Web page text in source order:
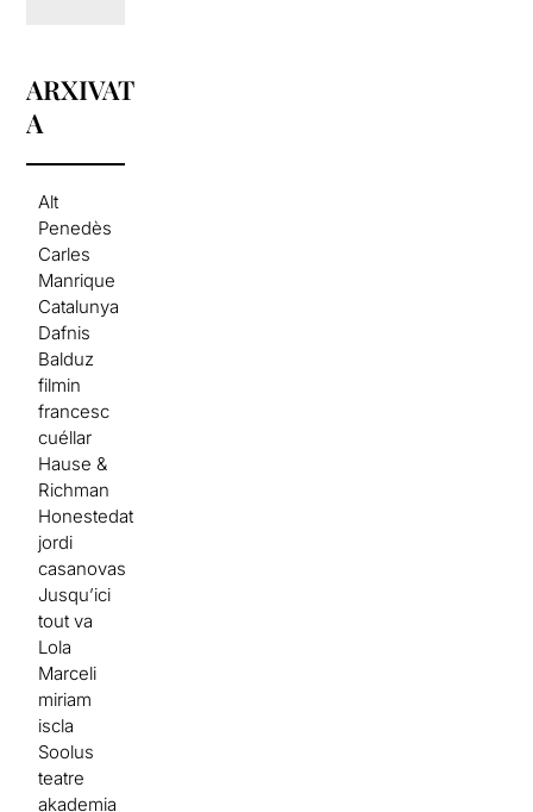
ARXIVAT
A
Alt
Penedès
Carles
Manrique
Catalunya
Dafnis
Balduz
filmin
francesc
cuéllar
Hause &
Richman
Honestedat
jordi
casanovas
Jusqu’ici
tout va
Lola
Marceli
miriam
iscla
Soolus
teatre
akademia